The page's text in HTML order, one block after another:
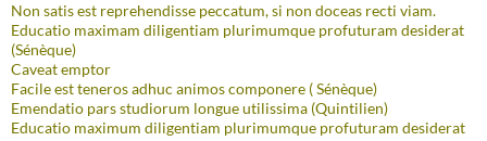
Non satis est reprehendisse peccatum, si non doceas recti viam.
Educatio maximam diligentiam plurimumque profuturam desiderat
(Sénèque)
Caveat emptor
Facile est teneros adhuc animos componere ( Sénèque)
Emendatio pars studiorum longue utilissima (Quintilien)
Educatio maximum diligentiam plurimumque profuturam desiderat